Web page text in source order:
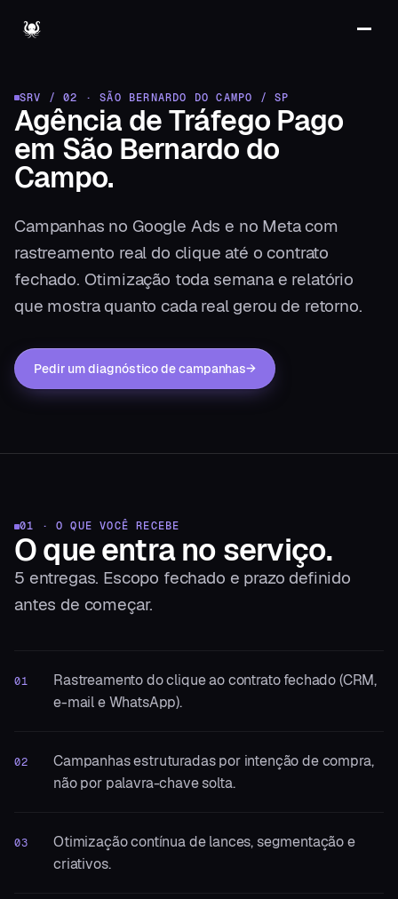
SRV / 02 ·SÃO BERNARDO DO CAMPO /SP
Agência de Tráfego Pago
em São Bernardo do
Campo.
Campanhas no Google Ads e no Meta com
rastreamento real do clique até o contrato
fechado. Otimização toda semana e relatório
que mostra quanto cada real gerou de retorno.
Pedir um diagnóstico de campanhas→
01 · O QUE VOCÊ RECEBE
O que entrano serviço.
5 entregas. Escopo fechado e prazo definido
antes de começar.
01
Rastreamento do clique ao contrato fechado (CRM,
e-mail e WhatsApp).
02
Campanhas estruturadas por intenção de compra,
não por palavra-chave solta.
03
Otimização contínua de lances, segmentação e
criativos.